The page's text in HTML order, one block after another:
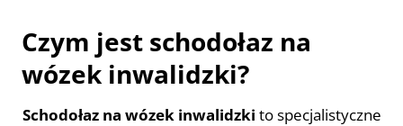
Czym jest schodołaz na
wózek inwalidzki?
Schodołaz na wózek inwalidzki to specjalistyczne